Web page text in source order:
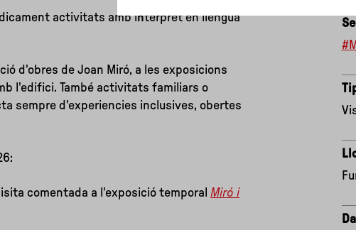
activitats amb intèrpret en llengua
d'obres de Joan Miró, a les exposicions
l'edifici. També activitats familiars o
sempre d'experiencies inclusives, obertes
comentada a l'exposició temporal Miró i